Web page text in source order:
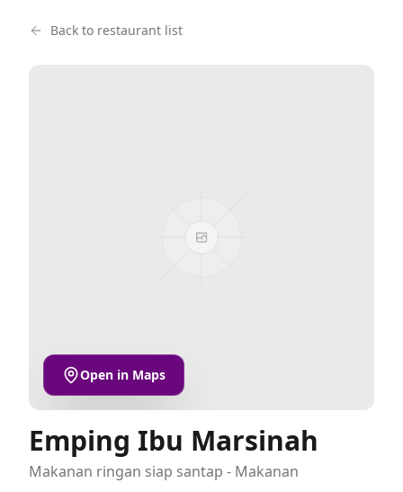
Back to restaurant list
Open in Maps
Emping Ibu Marsinah
Makanan ringan siap santap - Makanan